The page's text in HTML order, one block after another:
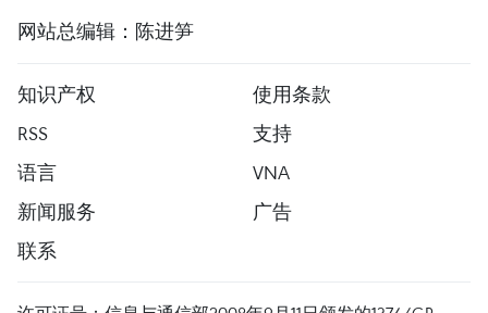
网站总编辑：陈进笋
知识产权
使用条款
RSS
支持
语言
VNA
新闻服务
广告
联系